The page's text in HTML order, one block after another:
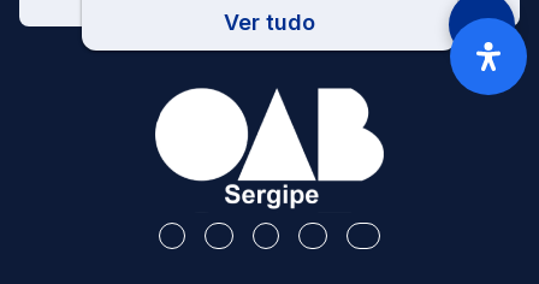
Ver tudo